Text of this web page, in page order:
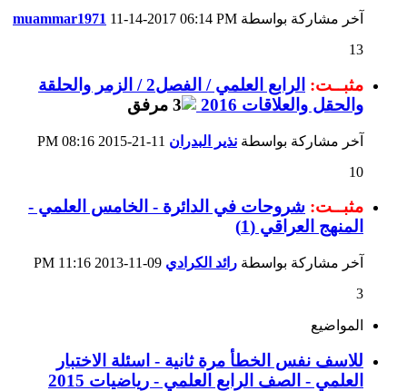
آخر مشاركة بواسطة muammar1971 11-14-2017 06:14 PM
13
مثبــت:
الرابع العلمي / الفصل2 / الزمر والحلقة
والحقل والعلاقات 2016
آخر مشاركة بواسطة نذير البدران
08:16 PM
10
مثبــت: شروحات في الدائرة - الخامس العلمي -
المنهج العراقي (1)
آخر مشاركة بواسطة رائد الكرادي
11:16 PM
3
المواضيع
للاسف نفس الخطأ مرة ثانية - اسئلة الاختبار
العلمي - الصف الرابع العلمي - رياضيات 2015